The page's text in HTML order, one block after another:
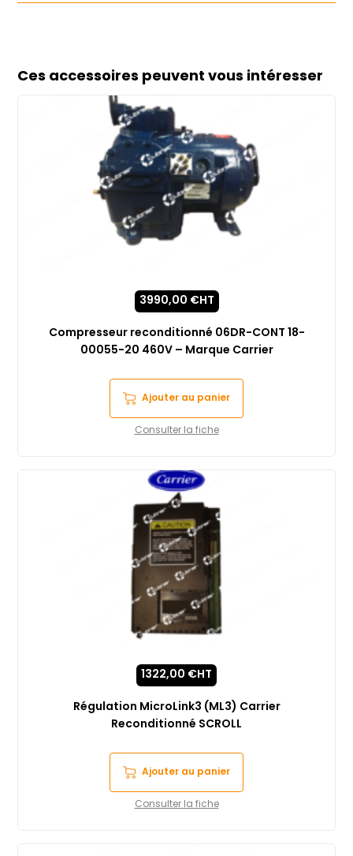
Ces accessoires peuvent vous intéresser
Compresseur reconditionné 06DR-CONT 18-
00055-20 460V – Marque Carrier
3990,00 €HT
Ajouter au panier
Consulter la fiche
Régulation MicroLink3 (ML3) Carrier
Reconditionné SCROLL
1322,00 €HT
Ajouter au panier
Consulter la fiche